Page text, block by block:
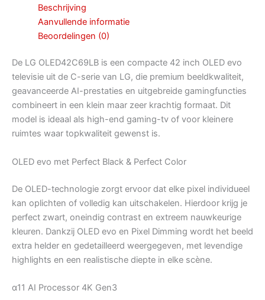
Beschrijving
Aanvullende informatie
Beoordelingen (0)
De LG OLED42C69LB is een compacte 42 inch OLED evo
televisie uit de C-serie van LG, die premium beeldkwaliteit,
geavanceerde AI-prestaties en uitgebreide gamingfuncties
combineert in een klein maar zeer krachtig formaat. Dit
model is ideaal als high-end gaming-tv of voor kleinere
ruimtes waar topkwaliteit gewenst is.
OLED evo met Perfect Black & Perfect Color
De OLED-technologie zorgt ervoor dat elke pixel individueel
kan oplichten of volledig kan uitschakelen. Hierdoor krijg je
perfect zwart, oneindig contrast en extreem nauwkeurige
kleuren. Dankzij OLED evo en Pixel Dimming wordt het beeld
extra helder en gedetailleerd weergegeven, met levendige
highlights en een realistische diepte in elke scène.
α11 AI Processor 4K Gen3